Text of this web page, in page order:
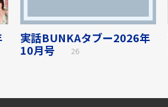
実話BUNKAタブー2026年
10月号
26